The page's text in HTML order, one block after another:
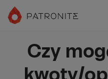
Czy
kwoty/